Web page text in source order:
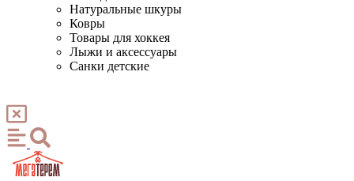
Натуральные шкуры
Ковры
Товары для хоккея
Лыжи и аксессуары
Санки детские